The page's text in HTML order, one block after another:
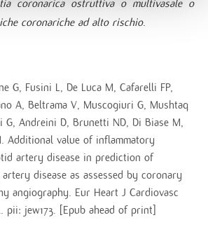
coronarica ostruttiva o multivasale o
coronariche ad alto rischio.
G, Fusini L, De Luca M, Cafarelli FP,
A, Beltrama V, Muscogiuri G, Mushtaq
G, Andreini D, Brunetti ND, Di Biase M,
Additional value of inflammatory
artery disease in prediction of
disease as assessed by coronary
angiography. Eur Heart J Cardiovasc
pii: jew173. [Epub ahead of print]